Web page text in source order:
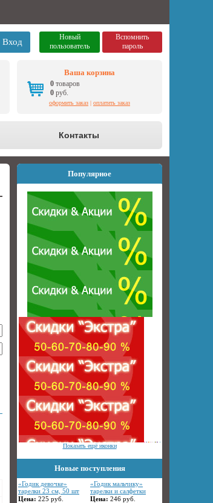
Вход
Новый
пользователь
Вспомнить
пароль
Ваша корзина
0 товаров
0 руб.
оформить заказ | оплатить заказ
Контакты
Популярное
Показать ещё иконки
Новые поступления
«Годик девочке»
тарелки 23 см, 50 шт
Цена: 225 руб.
«Годик мальчику»
тарелки и салфетки
Цена: 246 руб.